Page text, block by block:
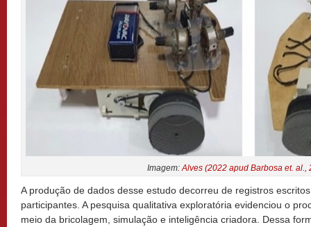
Imagem: Alves (2022 apud Barbosa et. al.,
A produção de dados desse estudo decorreu de registros
participantes. A pesquisa qualitativa exploratória evidenciou o
meio da bricolagem, simulação e inteligência criadora. Dessa